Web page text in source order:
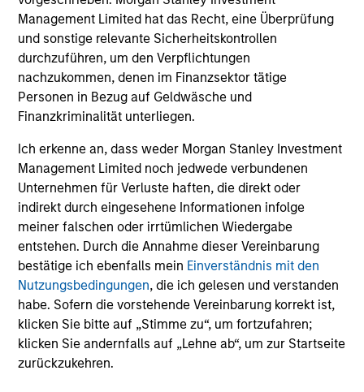
Management Limited hat das Recht, eine Überprüfung
und sonstige relevante Sicherheitskontrollen
durchzuführen, um den Verpflichtungen
nachzukommen, denen im Finanzsektor tätige
Personen in Bezug auf Geldwäsche und
Finanzkriminalität unterliegen.
Ich erkenne an, dass weder Morgan Stanley Investment
Management Limited noch jedwede verbundenen
Unternehmen für Verluste haften, die direkt oder
indirekt durch eingesehene Informationen infolge
meiner falschen oder irrtümlichen Wiedergabe
entstehen. Durch die Annahme dieser Vereinbarung
bestätige ich ebenfalls mein Einverständnis mit den
Nutzungsbedingungen, die ich gelesen und verstanden
habe. Sofern die vorstehende Vereinbarung korrekt ist,
klicken Sie bitte auf „Stimme zu“, um fortzufahren;
klicken Sie andernfalls auf „Lehne ab“, um zur Startseite
zurückzukehren.